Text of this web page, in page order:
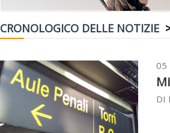
CRONOLOGICO DELLE NOTIZIE
05
DI